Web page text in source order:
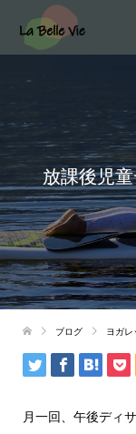
放課後児
ブログ ヨガレ
月一回、午後ディ